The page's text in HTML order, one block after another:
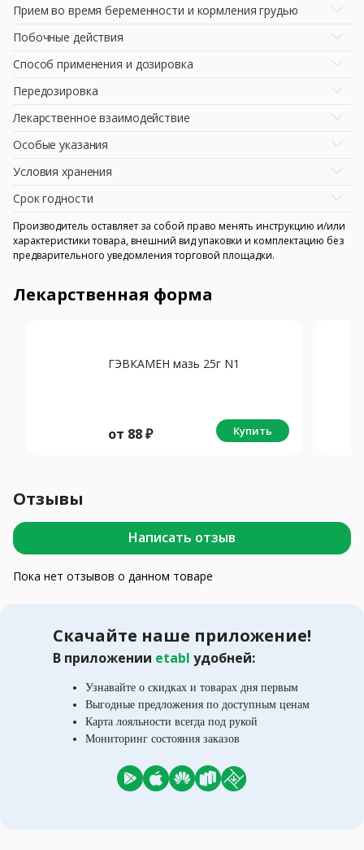
Прием во время беременности и кормления грудью
Побочные действия
Способ применения и дозировка
Передозировка
Лекарственное взаимодействие
Особые указания
Условия хранения
Срок годности
Производитель оставляет за собой право менять инструкцию и/или
характеристики товара, внешний вид упаковки и комплектацию без
предварительного уведомления торговой площадки.
Лекарственная форма
ГЭВКАМЕН мазь 25г N1
от 88₽ Купить
Отзывы
Написать отзыв
Пока нет отзывов о данном товаре
Скачайте наше приложение!
В приложении etabl удобней:
Узнавайте о скидках и товарах дня первым
Выгодные предложения по доступным ценам
Карта лояльности всегда под рукой
Мониторинг состояния заказов